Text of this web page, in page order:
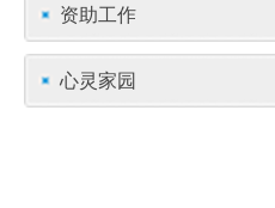
资助工作
心灵家园